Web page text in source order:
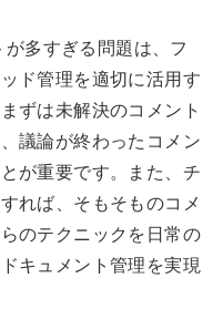
多すぎる問題は、フ
ド管理を適切に活用す
ずは未解決のコメント
議論が終わったコメン
が重要です。また、チ
れば、そもそものコメ
のテクニックを日常の
キュメント管理を実現